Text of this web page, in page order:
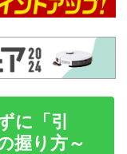
に「引
握り方～